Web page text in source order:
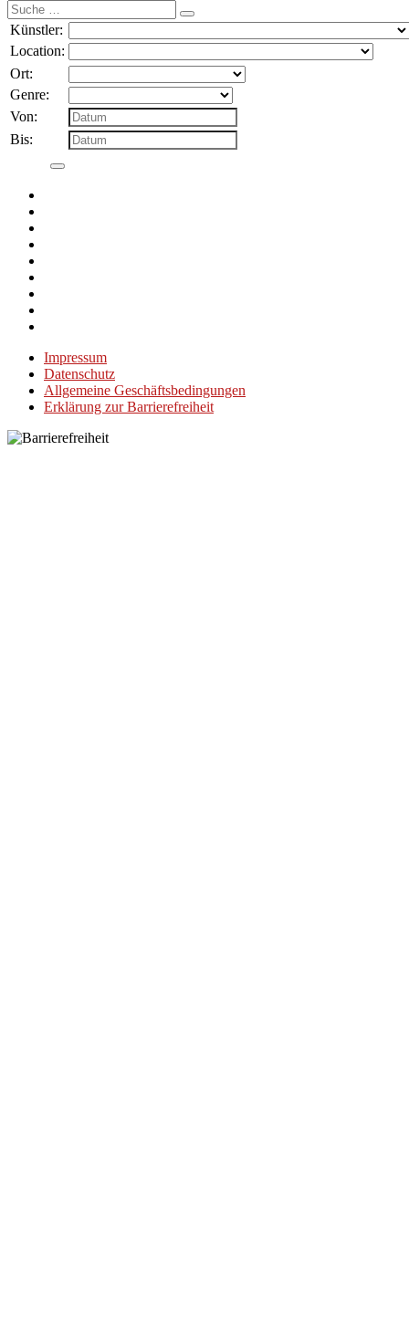
Suche
nach:
Künstler:
Location:
Ort:
Genre:
Von:
Bis:
Impressum
Datenschutz
Allgemeine Geschäftsbedingungen
Erklärung zur Barrierefreiheit